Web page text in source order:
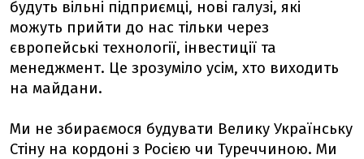
будуть вільні підприємці, нові галузі, які
можуть прийти до нас тільки через
європейські технології, інвестиції та
менеджмент. Це зрозуміло усім, хто виходить
на майдани.
Ми не збираємося будувати Велику Українську
Стіну на кордоні з Росією чи Туреччиною. Ми